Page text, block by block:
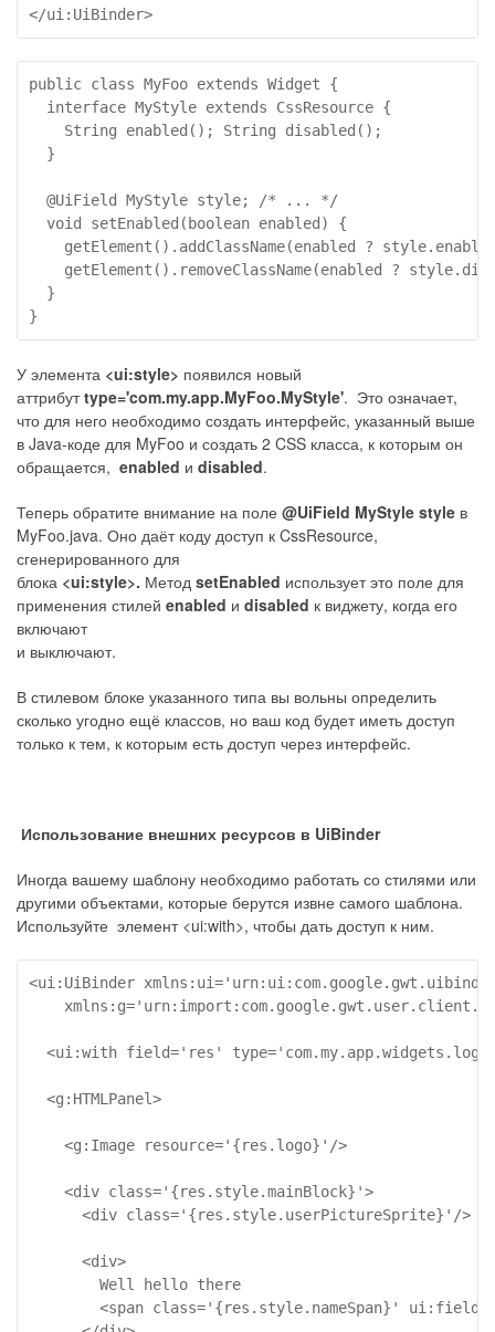
</ui:UiBinder>
public class MyFoo extends Widget {
  interface MyStyle extends CssResource {
    String enabled(); String disabled();
  }
  @UiField MyStyle style; /* ... */
  void setEnabled(boolean enabled) {
getElement().addClassName(enabled ?
getElement().removeClassName(enabled ?
  }
}
У элемента <ui:style> появился новый
аттрибутtype='com.my.app.MyFoo.MyStyle'. Это означает,
что для него необходимо создать интерфейс, указанный выше
в Java-коде для MyFoo и создать 2 CSS класса, к которым он
обращается, enabled и disabled.
Теперь обратите внимание на поле @UiField MyStyle style в
MyFoo.java. Оно даёт коду доступ к CssResource,
сгенерированного для
блока <ui:style>. Метод setEnabled использует это поле для
применения стилей enabled и disabled к виджету, когда его
включают
и выключают.
В стилевом блоке указанного типа вы вольны определить
сколько угодно ещё классов, но ваш код будет иметь доступ
только к тем, к которым есть доступ через интерфейс.
Использование внешних ресурсов в UiBinder
Иногда вашему шаблону необходимо работать со стилями или
другими объектами, которые берутся извне самого шаблона.
Используйте элемент <ui:with>, чтобы дать доступ к ним.
<ui:UiBinder
<ui:with field='res'
  <g:HTMLPanel>
    <g:Image resource='{res.logo}'/>
    <div class='{res.style.mainBlock}'>
      <div class='{res.style.userPictureSprite}'/>
      <div>
        Well hello there
<span class='{res.style.nameSpan}'